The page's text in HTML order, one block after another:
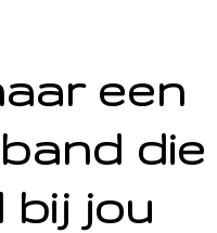
een
die
bij jou